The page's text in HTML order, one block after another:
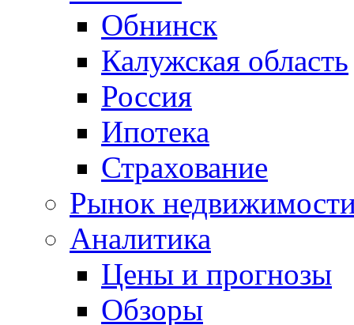
Обнинск
Калужская область
Россия
Ипотека
Страхование
Рынок
Аналитика
Цены и прогнозы
Обзоры